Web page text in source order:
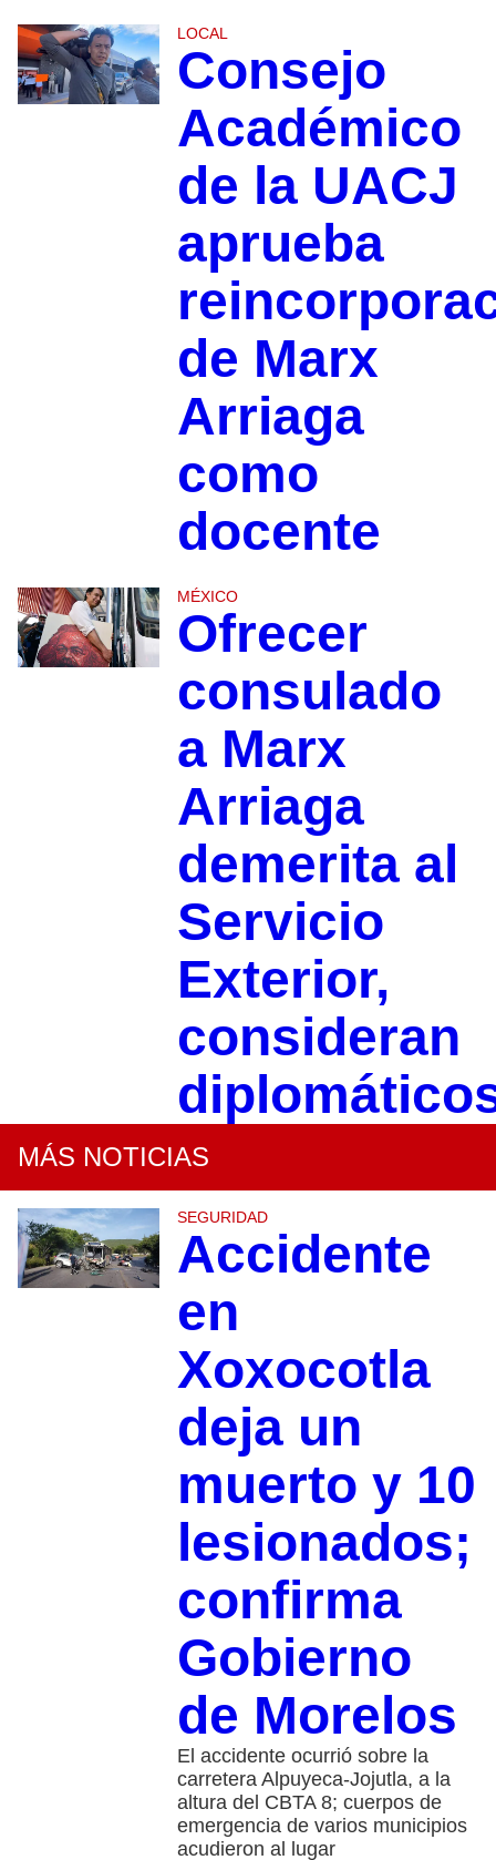
LOCAL
Consejo
Académico
de la UACJ
aprueba
de Marx
Arriaga
como
docente
MÉXICO
Ofrecer
consulado
a Marx
Arriaga
demerita al
Servicio
Exterior,
consideran
MÁS NOTICIAS
SEGURIDAD
Accidente
en
Xoxocotla
deja un
muerto y 10
lesionados;
confirma
Gobierno
de Morelos
El accidente ocurrió sobre la
carretera Alpuyeca-Jojutla, a la
altura del CBTA 8; cuerpos de
emergencia de varios municipios
acudieron al lugar